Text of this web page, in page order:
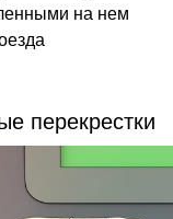
на нем
перекрестки